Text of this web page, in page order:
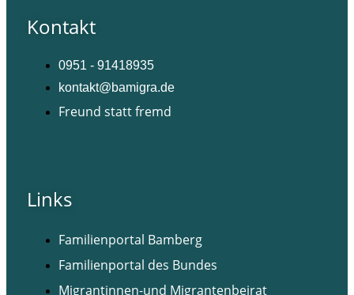
Kontakt
0951 - 91418935
kontakt@bamigra.de
Freund statt fremd
Links
Familienportal Bamberg
Familienportal des Bundes
Migrantinnen-und Migrantenbeirat